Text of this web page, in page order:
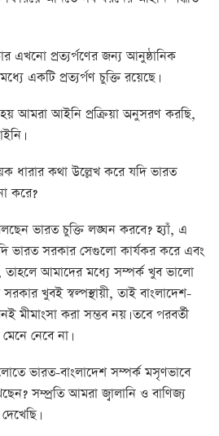
এখনো প্রত্যর্পণের জন্য আনুষ্ঠানিক
একটি প্রত্যর্পণ চুক্তি রয়েছে।
আমরা আইনি প্রক্রিয়া অনুসরণ করছি,
ধারার কথা উল্লেখ করে যদি ভারত
করে?
ভারত চুক্তি লঙ্ঘন করবে? হ্যাঁ, এ
ভারত সরকার সেগুলো কার্যকর করে এবং
তাহলে আমাদের মধ্যে সম্পর্ক খুব ভালো
সরকার খুবই স্বল্পস্থায়ী, তাই বাংলাদেশ-
মীমাংসা করা সম্ভব নয়। তবে পরবর্তী
নেবে না।
ভারত-বাংলাদেশ সম্পর্ক মসৃণভাবে
সম্প্রতি আমরা জ্বালানি ও বাণিজ্য